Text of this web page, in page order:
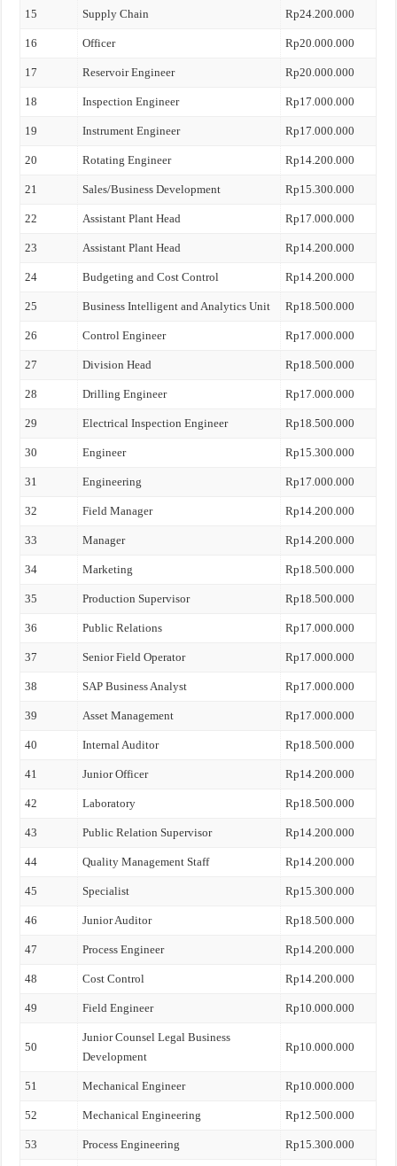
15 Supply Chain Rp24.200.000
16 Officer Rp20.000.000
17 Reservoir Engineer Rp20.000.000
18 Inspection Engineer Rp17.000.000
19 Instrument Engineer Rp17.000.000
20 Rotating Engineer Rp14.200.000
21 Sales/Business Development Rp15.300.000
22 Assistant Plant Head Rp17.000.000
23 Assistant Plant Head Rp14.200.000
24 Budgeting and Cost Control Rp14.200.000
25 Business Intelligent and Analytics Unit Rp18.500.000
26 Control Engineer Rp17.000.000
27 Division Head Rp18.500.000
28 Drilling Engineer Rp17.000.000
29 Electrical Inspection Engineer Rp18.500.000
30 Engineer Rp15.300.000
31 Engineering Rp17.000.000
32 Field Manager Rp14.200.000
33 Manager Rp14.200.000
34 Marketing Rp18.500.000
35 Production Supervisor Rp18.500.000
36 Public Relations Rp17.000.000
37 Senior Field Operator Rp17.000.000
38 SAP Business Analyst Rp17.000.000
39 Asset Management Rp17.000.000
40 Internal Auditor Rp18.500.000
41 Junior Officer Rp14.200.000
42 Laboratory Rp18.500.000
43 Public Relation Supervisor Rp14.200.000
44 Quality Management Staff Rp14.200.000
45 Specialist Rp15.300.000
46 Junior Auditor Rp18.500.000
47 Process Engineer Rp14.200.000
48 Cost Control Rp14.200.000
49 Field Engineer Rp10.000.000
50
Junior Counsel Legal Business
Development
Rp10.000.000
51 Mechanical Engineer Rp10.000.000
52 Mechanical Engineering Rp12.500.000
53 Process Engineering Rp15.300.000